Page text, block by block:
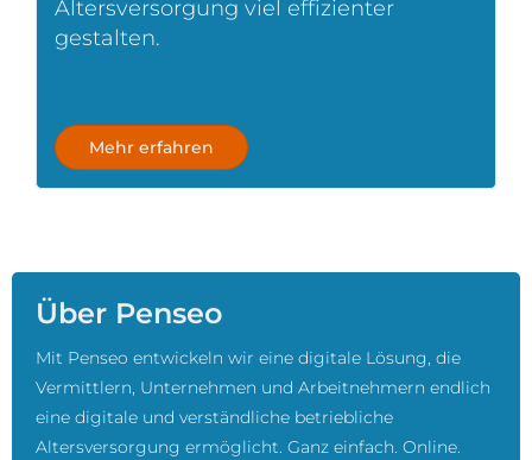
Altersversorgung viel effizienter
gestalten.
Mehr erfahren
Über Penseo
Mit Penseo entwickeln wir eine digitale Lösung, die
Vermittlern, Unternehmen und Arbeitnehmern endlich
eine digitale und verständliche betriebliche
Altersversorgung ermöglicht. Ganz einfach. Online.